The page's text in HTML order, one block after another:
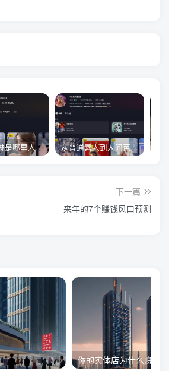
网红卓仕琳是哪里人，下跪的原因 从普通素人到人间芭比，盘点Real机智张的走红之路
下一篇
来年的7个赚钱风口预测